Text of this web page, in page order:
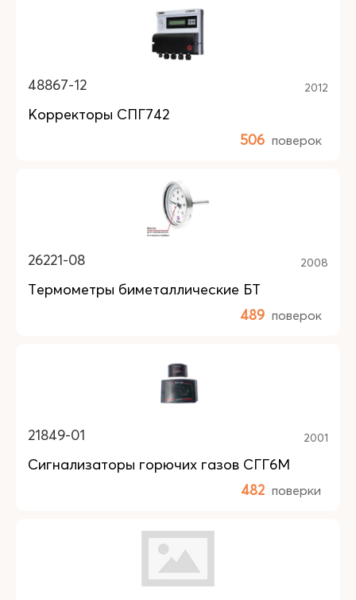
48867-12 2012
Корректоры СПГ742
506 поверок
26221-08 2008
Термометры биметаллические БТ
489 поверок
21849-01 2001
Сигнализаторы горючих газов СГГ6М
482 поверки